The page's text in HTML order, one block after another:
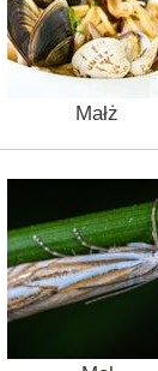
Małż